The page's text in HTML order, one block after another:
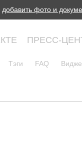
добавить фото и
ПРЕСС-
Тэги FAQ